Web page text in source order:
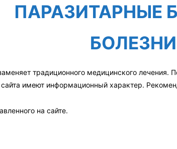
ПАРАЗИТАРНЫЕ
БОЛЕЗНИ
традиционного медицинского
имеют информационный характер.
на сайте.